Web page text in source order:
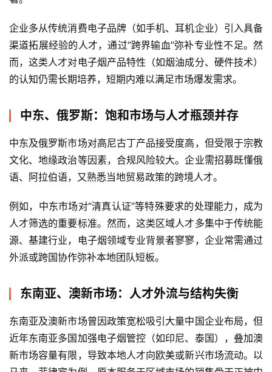
企业多从传统消费电子品牌（如手机、耳机企业）引入具备
渠道拓展经验的人才，通过“跨界输血”弥补专业性不足。然
而，这类人才对电子烟产品特性（如烟油成分、硬件技术）
的认知仍需长期培养，短期内难以满足市场爆发需求。
中东、俄罗斯：饱和市场与人才瓶颈并存
中东及俄罗斯市场对高尼古丁产品接受度高，但受限于宗教
文化、地缘政治等因素，合规风险较大。企业需招募既懂俄
语、阿拉伯语，又熟悉当地贸易政策的跨境人才。
例如，中东市场对“清真认证”等特殊要求的处理能力，成为
人才筛选的重要标准。然而，这类区域人才多集中于传统能
源、基建行业，电子烟领域专业背景者寥寥，企业常需通过
外派或跨国协作弥补本地团队短板。
东南亚、澳新市场：人才外流与结构失衡
东南亚及澳新市场曾因政策宽松吸引大量中国企业布局，但
近年东南亚多国加强电子烟管控（如印尼、泰国），叠加澳
新市场容量有限，导致本地人才向欧美或新兴市场流动。以